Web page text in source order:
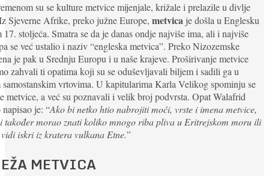
su se kulture metvice mijenjale, križale i prelazile u divlje
Sjeverne Afrike, preko južne Europe, metvica je došla u Englesku
17. stoljeća. Smatra se da je danas ondje najviše ima, ali i najviše
se već ustalio i naziv “engleska metvica”. Preko Nizozemske
je pak u Srednju Europu i u naše krajeve. Proširivanje metvice
zahvali ti opatima koji su se oduševljavali biljem i sadili ga u
samostanskim vrtovima. U kapitularima Karla Velikog spominju se
metvice, a već su poznavali i velik broj podvrsta. Opat Walafrid
napisao je: “Ako bi netko htio nabrojiti moći, vrste i imena metvice,
također morao znati koliko mnogo riba pliva u Eritrejskom moru ili
iskri iz kratera vulkana Etne.”
METVICA